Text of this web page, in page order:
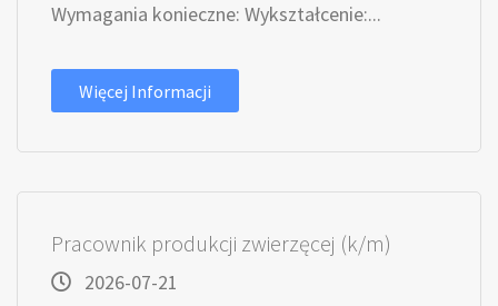
Wymagania konieczne: Wykształcenie:...
Więcej Informacji
Pracownik produkcji zwierzęcej (k/m)
2026-07-21